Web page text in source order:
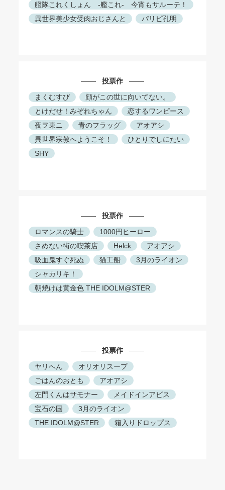
艦隊これくしょん ‐艦これ‐ 今宵もサルーテ！
異世界美少女受肉おじさんと
パリピ孔明
投票作
まくむすび
顔がこの世に向いてない。
とけだせ！みぞれちゃん
恋するワンピース
夜ヲ東ニ
青のフラッグ
アオアシ
異世界宗教へようこそ！
ひとりでしにたい
SHY
投票作
ロマンスの騎士
1000円ヒーロー
さめない街の喫茶店
Helck
アオアシ
吸血鬼すぐ死ぬ
猫工船
3月のライオン
シャカリキ！
朝焼けは黄金色 THE IDOLM@STER
投票作
ヤリへん
オリオリスープ
ごはんのおとも
アオアシ
左門くんはサモナー
メイドインアビス
宝石の国
3月のライオン
THE IDOLM@STER
箱入りドロップス